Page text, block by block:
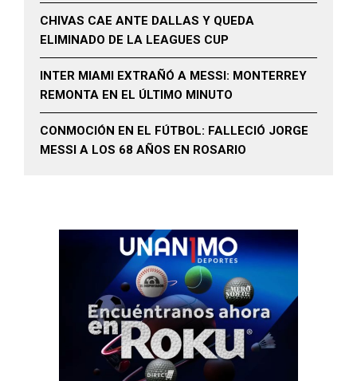
CHIVAS CAE ANTE DALLAS Y QUEDA
ELIMINADO DE LA LEAGUES CUP
INTER MIAMI EXTRAÑÓ A MESSI: MONTERREY
REMONTA EN EL ÚLTIMO MINUTO
CONMOCIÓN EN EL FÚTBOL: FALLECIÓ JORGE
MESSI A LOS 68 AÑOS EN ROSARIO